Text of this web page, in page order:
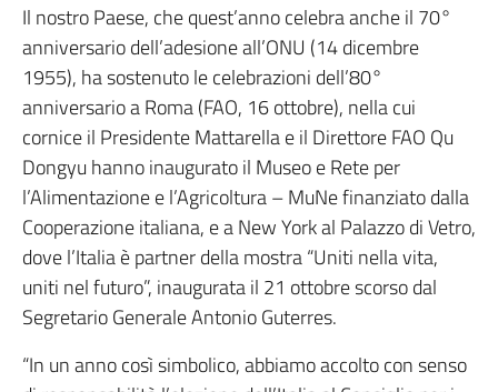
Il nostro Paese, che quest’anno celebra anche il 70°
anniversario dell’adesione all’ONU (14 dicembre
1955), ha sostenuto le celebrazioni dell’80°
anniversario a Roma (FAO, 16 ottobre), nella cui
cornice il Presidente Mattarella e il Direttore FAO Qu
Dongyu hanno inaugurato il Museo e Rete per
l’Alimentazione e l’Agricoltura – MuNe finanziato dalla
Cooperazione italiana, e a New York al Palazzo di Vetro,
dove l’Italia è partner della mostra “Uniti nella vita,
uniti nel futuro”, inaugurata il 21 ottobre scorso dal
Segretario Generale Antonio Guterres.
“In un anno così simbolico, abbiamo accolto con senso